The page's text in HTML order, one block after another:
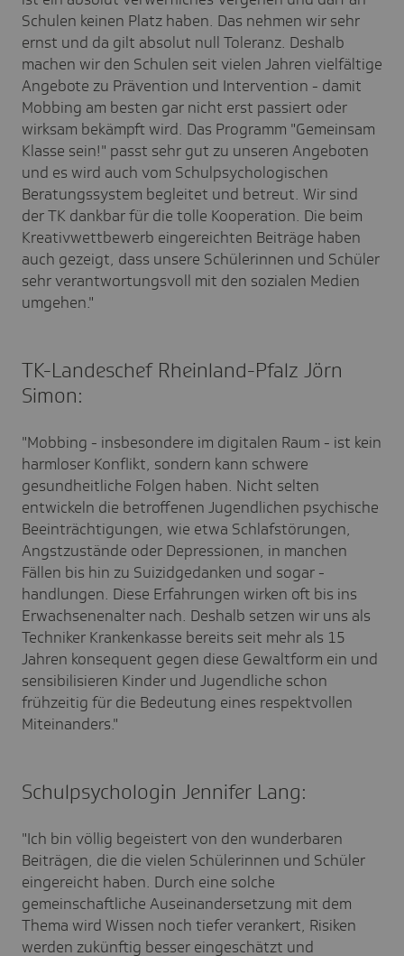
Schulen keinen Platz haben. Das nehmen wir sehr
ernst und da gilt absolut null Toleranz. Deshalb
machen wir den Schulen seit vielen Jahren vielfältige
Angebote zu Prävention und Intervention - damit
Mobbing am besten gar nicht erst passiert oder
wirksam bekämpft wird. Das Programm "Gemeinsam
Klasse sein!" passt sehr gut zu unseren Angeboten
und es wird auch vom Schulpsychologischen
Beratungssystem begleitet und betreut. Wir sind
der TK dankbar für die tolle Kooperation. Die beim
Kreativwettbewerb eingereichten Beiträge haben
auch gezeigt, dass unsere Schülerinnen und Schüler
sehr verantwortungsvoll mit den sozialen Medien
umgehen."
TK-Landeschef Rheinland-Pfalz Jörn
Simon:
"Mobbing - insbesondere im digitalen Raum - ist kein
harmloser Konflikt, sondern kann schwere
gesundheitliche Folgen haben. Nicht selten
entwickeln die betroffenen Jugendlichen psychische
Beeinträchtigungen, wie etwa Schlafstörungen,
Angstzustände oder Depressionen, in manchen
Fällen bis hin zu Suizidgedanken und sogar -
handlungen. Diese Erfahrungen wirken oft bis ins
Erwachsenenalter nach. Deshalb setzen wir uns als
Techniker Krankenkasse bereits seit mehr als 15
Jahren konsequent gegen diese Gewaltform ein und
sensibilisieren Kinder und Jugendliche schon
frühzeitig für die Bedeutung eines respektvollen
Miteinanders."
Schulpsychologin Jennifer Lang:
"Ich bin völlig begeistert von den wunderbaren
Beiträgen, die die vielen Schülerinnen und Schüler
eingereicht haben. Durch eine solche
gemeinschaftliche Auseinandersetzung mit dem
Thema wird Wissen noch tiefer verankert, Risiken
werden zukünftig besser eingeschätzt und